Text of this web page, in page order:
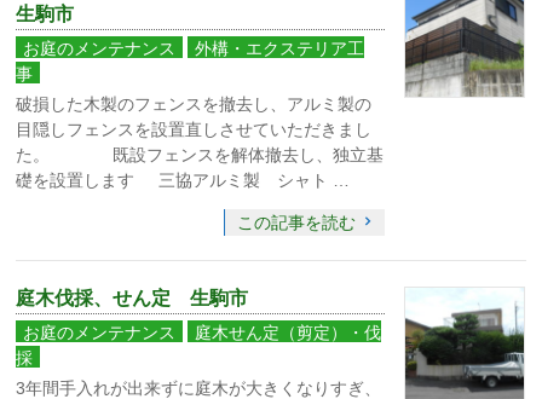
生駒市
お庭のメンテナンス
外構・エクステリア工
事
破損した木製のフェンスを撤去し、アルミ製の
目隠しフェンスを設置直しさせていただきまし
た。 既設フェンスを解体撤去し、独立基
礎を設置します 三協アルミ製 シャト …
この記事を読む
庭木伐採、せん定 生駒市
お庭のメンテナンス
庭木せん定（剪定）・伐
採
3年間手入れが出来ずに庭木が大きくなりすぎ、